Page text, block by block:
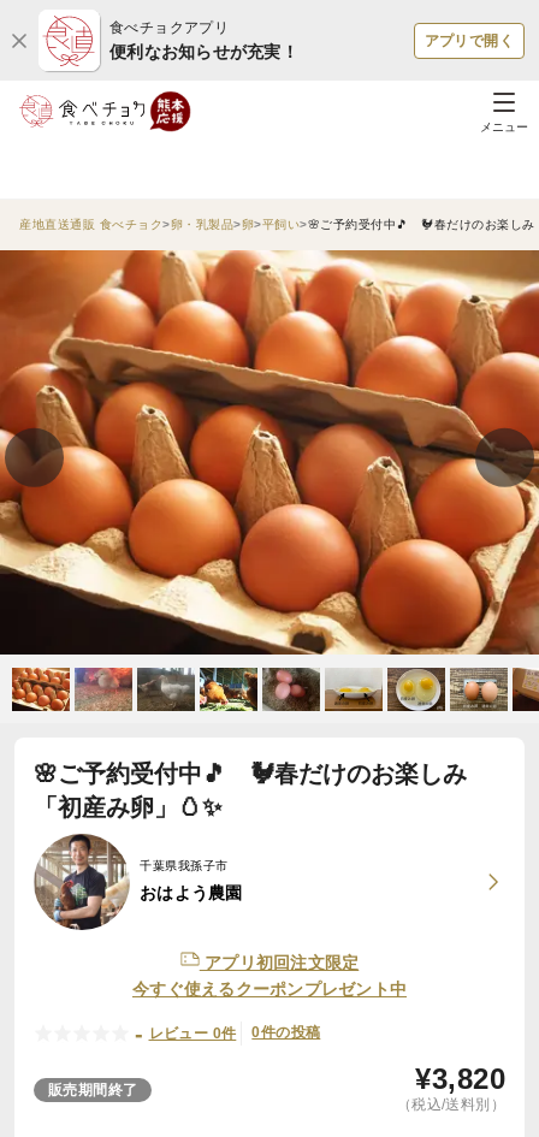
食べチョクアプリ
便利なお知らせが充実！
アプリで開く
メニュー
産地直送通販 食べチョク 卵・乳製品 卵 平飼い 🌸ご予約受付中🎵 🐓春だけのお楽しみ
🌸ご予約受付中🎵 🐓春だけのお楽しみ
「初産み卵」🥚✨
千葉県我孫子市
おはよう農園
アプリ初回注文限定
今すぐ使えるクーポンプレゼント中
- レビュー 0件 0件の投稿
販売期間終了 ¥3,820
（税込/送料別）